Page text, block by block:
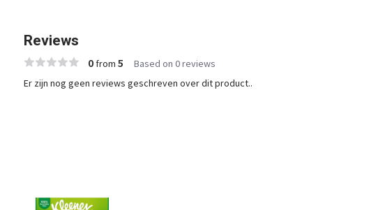
Reviews
0from 5 Based on 0 reviews
Er zijn nog geen reviews geschreven over dit product..